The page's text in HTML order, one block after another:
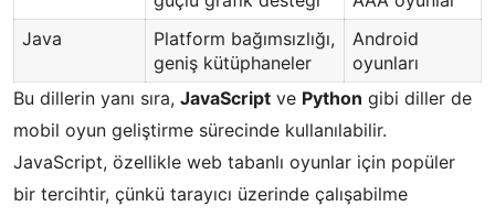
Java
Platform bağımsızlığı,
geniş kütüphaneler
Android
oyunları
Bu dillerin yanı sıra, JavaScript ve Python gibi diller de
mobil oyun geliştirme sürecinde kullanılabilir.
JavaScript, özellikle web tabanlı oyunlar için popüler
bir tercihtir, çünkü tarayıcı üzerinde çalışabilme